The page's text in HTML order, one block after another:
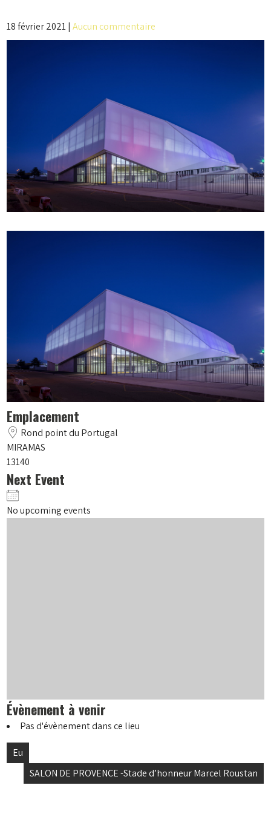
18 février 2021|Aucun commentaire
Emplacement
Rond point du Portugal
MIRAMAS
13140
Next Event
No upcoming events
Évènement à venir
Pas d'évènement dans ce lieu
Navigation
Eu
SALON DE PROVENCE -Stade d’honneur Marcel Roustan